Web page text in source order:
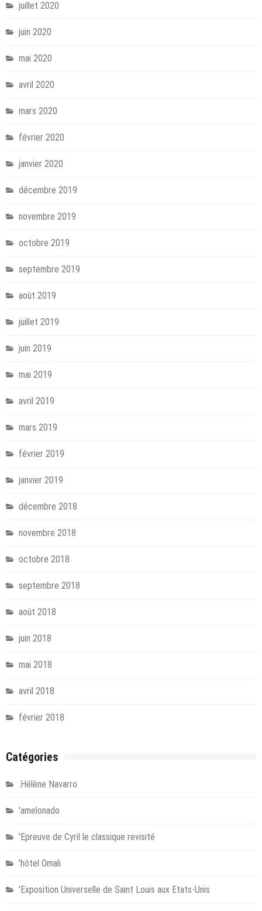
juillet 2020
juin 2020
mai 2020
avril 2020
mars 2020
février 2020
janvier 2020
décembre 2019
novembre 2019
octobre 2019
septembre 2019
août 2019
juillet 2019
juin 2019
mai 2019
avril 2019
mars 2019
février 2019
janvier 2019
décembre 2018
novembre 2018
octobre 2018
septembre 2018
août 2018
juin 2018
mai 2018
avril 2018
février 2018
Catégories
.Hélène Navarro
'amelonado
'Epreuve de Cyril le classique revisité
'hôtel Omali
’Exposition Universelle de Saint Louis aux Etats-Unis